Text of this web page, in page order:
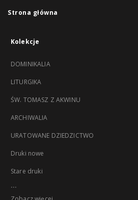
Strona główna
Kolekcje
DOMINIKALIA
LITURGIKA
ŚW. TOMASZ Z AKWINU
ARCHIWALIA
URATOWANE DZIEDZICTWO
Druki nowe
Stare druki
...